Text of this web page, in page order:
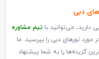
دبی
دارید، می‌توانید با تیم مشاوره
تورهای دبی را بپرسید. ما
گزینه‌ها را به شما پیشنهاد